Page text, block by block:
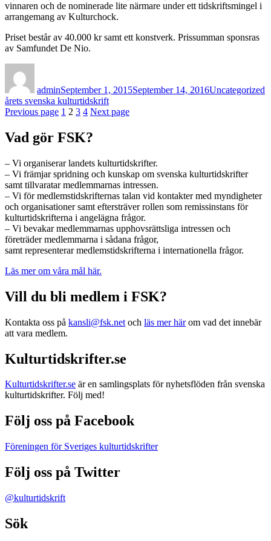
vinnaren och de nominerade lite närmare under ett tidskriftsmingel i
arrangemang av Kulturchock.
Priset består av 40.000 kr samt ett konstverk. Prissumman sponsras
av Samfundet De Nio.
adminSeptember 1, 2015September 14, 2016Uncategorized
årets svenska kulturtidskrift
Posts
pagination
Previous page Page
1 Page
2 Page
3 Page
4 Next page
Vad gör FSK?
– Vi organiserar landets kulturtidskrifter.
– Vi främjar spridning och kunskap om svenska kulturtidskrifter
samt tillvaratar medlemmarnas intressen.
– Vi för medlemstidskrifternas talan vid kontakter med myndigheter
och organisationer samt eftersträver rollen som remissinstans för
kulturtidskrifterna i angelägna frågor.
– Vi bevakar medlemmarnas upphovsrättsliga intressen och
företräder medlemmarna i sådana frågor,
samt representerar medlemstidskrifterna i internationella frågor.
Läs mer om våra mål här.
Vill du bli medlem i FSK?
Kontakta oss på kansli@fsk.net och läs mer härom vad det innebär
att vara medlem.
Kulturtidskrifter.se
Kulturtidskrifter.se är en samlingsplats för nyhetsflöden från svenska
kulturtidskrifter. Följ med!
Följ oss på Facebook
Föreningen för Sveriges kulturtidskrifter
Följ oss på Twitter
@kulturtidskrift
Sök